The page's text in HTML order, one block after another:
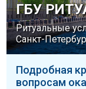
ГБУ
Ритуальные
Санкт-
Подробная
вопросам